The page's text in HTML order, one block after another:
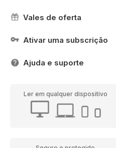
Vales de oferta
Ativar uma subscrição
Ajuda e suporte
Ler em qualquer dispositivo